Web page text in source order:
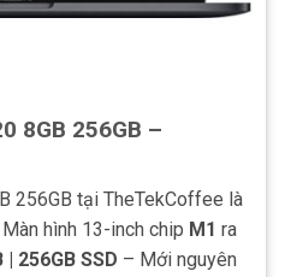
8GB 256GB –
256GB tại TheTekCoffee là
hình 13-inch chip M1 ra
| 256GB SSD – Mới nguyên